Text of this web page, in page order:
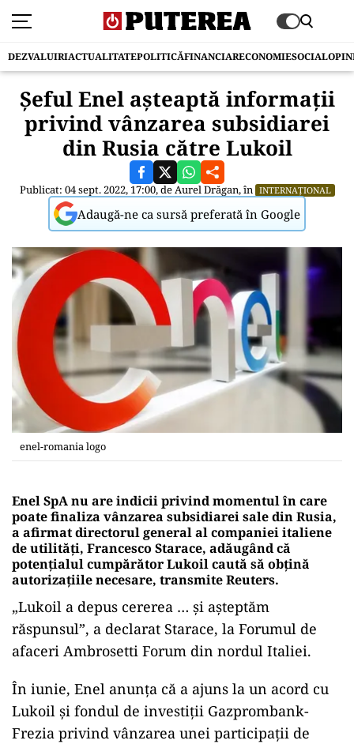
DEZVALUIRIACTUALITATEPOLITICĂFINANCIARECONOMIESOCIAL
Şeful Enel aşteaptă informaţii
privind vânzarea subsidiarei
din Rusia către Lukoil
Publicat: 04 sept. 2022, 17:00, deAurel Drăgan, în INTERNAȚIONAL
Adaugă-ne ca sursă preferată în Google
enel-romania logo
Enel SpA nu are indicii privind momentul în care
poate finaliza vânzarea subsidiarei sale din Rusia,
a afirmat directorul general al companiei italiene
de utilităţi, Francesco Starace, adăugând că
potenţialul cumpărător Lukoil caută să obţină
autorizaţiile necesare, transmite Reuters.
„Lukoil a depus cererea … şi aşteptăm
răspunsul”, a declarat Starace, la Forumul de
afaceri Ambrosetti Forum din nordul Italiei.
În iunie, Enel anunţa că a ajuns la un acord cu
Lukoil şi fondul de investiţii Gazprombank-
Frezia privind vânzarea unei participaţii de